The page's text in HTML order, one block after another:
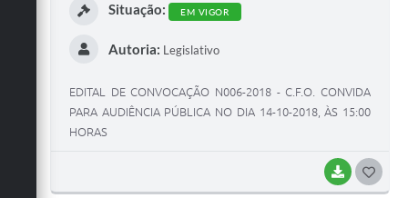
BAIXAR
Situação: EM VIGOR
Autoria: Legislativo
EDITAL DE CONVOCAÇÃO N006-2018 - C.F.O. CONVIDA
PARA AUDIÊNCIA PÚBLICA NO DIA 14-10-2018, ÀS 15:00
HORAS